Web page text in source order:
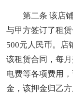
第二条 该店铺
与甲方签订了租
500元人民币。店
该租赁合同，每
电费等各项费用
金，该押金归乙方